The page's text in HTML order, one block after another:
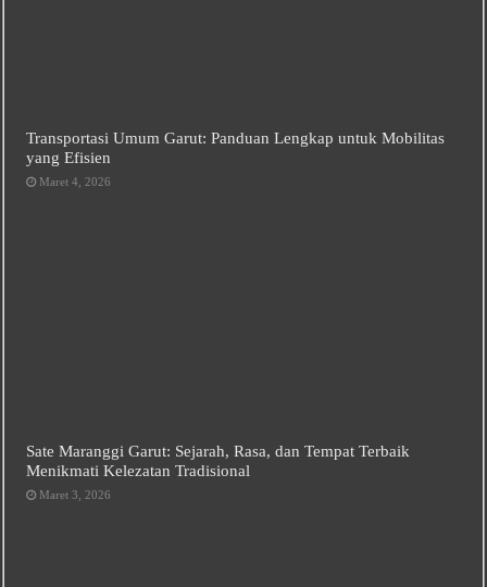
Transportasi Umum Garut: Panduan Lengkap untuk Mobilitas
yang Efisien
Maret 4, 2026
Sate Maranggi Garut: Sejarah, Rasa, dan Tempat Terbaik
Menikmati Kelezatan Tradisional
Maret 3, 2026